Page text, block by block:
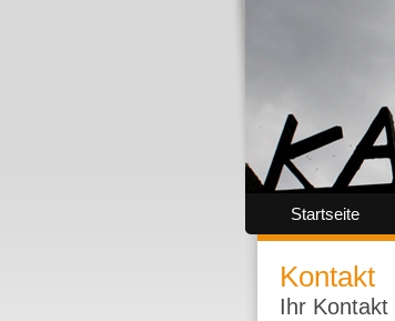
Startseite
Kontakt
Ihr Kontakt